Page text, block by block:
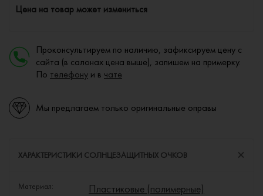
Цена на товар может измениться
Проконсультируем по наличию, зафиксируем цену с
сайта (в салонах цена выше), запишем на примерку.
По телефону и в чате
Мы предлагаем только оригинальные оправы
ХАРАКТЕРИСТИКИ СОЛНЦЕЗАЩИТНЫХ ОЧКОВ
Материал: Пластиковые (полимерные)